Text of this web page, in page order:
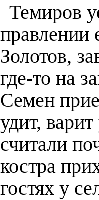
Темиров
правлении
Золотов,
где-то на
Семен
удит,
считали
костра
гостях у